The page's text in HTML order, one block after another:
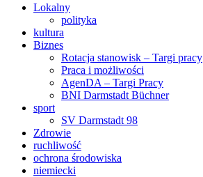
Lokalny
polityka
kultura
Biznes
Rotacja stanowisk – Targi pracy
Praca i możliwości
AgenDA – Targi Pracy
BNI Darmstadt Büchner
sport
SV Darmstadt 98
Zdrowie
ruchliwość
ochrona środowiska
niemiecki